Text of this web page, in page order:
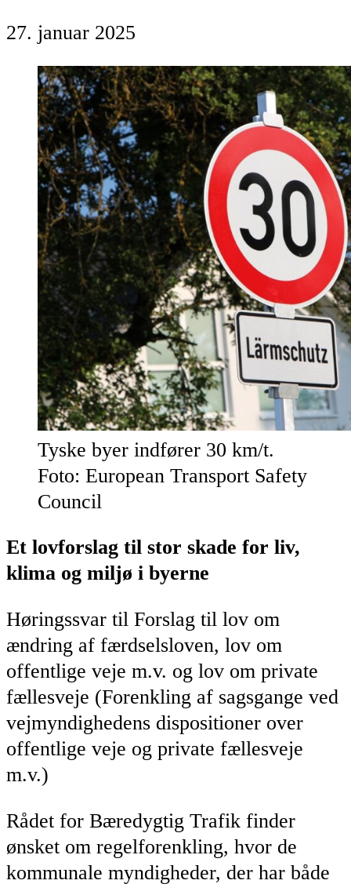
27. januar 2025
Tyske byer indfører 30 km/t.
Foto: European Transport Safety
Council
Et lovforslag til stor skade for liv,
klima og miljø i byerne
Høringssvar til Forslag til lov om
ændring af færdselsloven, lov om
offentlige veje m.v. og lov om private
fællesveje (Forenkling af sagsgange ved
vejmyndighedens dispositioner over
offentlige veje og private fællesveje
m.v.)
Rådet for Bæredygtig Trafik finder
ønsket om regelforenkling, hvor de
kommunale myndigheder, der har både